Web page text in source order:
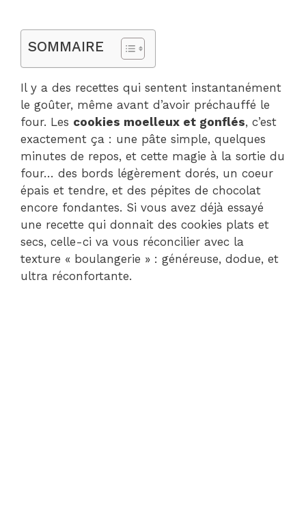
SOMMAIRE
Il y a des recettes qui sentent instantanément
le goûter, même avant d’avoir préchauffé le
four. Les cookies moelleux et gonflés, c’est
exactement ça : une pâte simple, quelques
minutes de repos, et cette magie à la sortie du
four… des bords légèrement dorés, un coeur
épais et tendre, et des pépites de chocolat
encore fondantes. Si vous avez déjà essayé
une recette qui donnait des cookies plats et
secs, celle-ci va vous réconcilier avec la
texture « boulangerie » : généreuse, dodue, et
ultra réconfortante.